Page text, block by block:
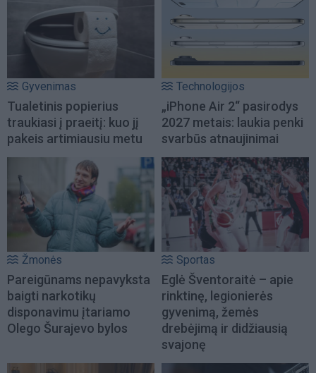
Gyvenimas
Tualetinis popierius
traukiasi į praeitį: kuo jį
pakeis artimiausiu metu
Technologijos
„iPhone Air 2“ pasirodys
2027 metais: laukia penki
svarbūs atnaujinimai
Žmonės
Pareigūnams nepavyksta
baigti narkotikų
disponavimu įtariamo
Olego Šurajevo bylos
Sportas
Eglė Šventoraitė – apie
rinktinę, legionierės
gyvenimą, žemės
drebėjimą ir didžiausią
svajonę